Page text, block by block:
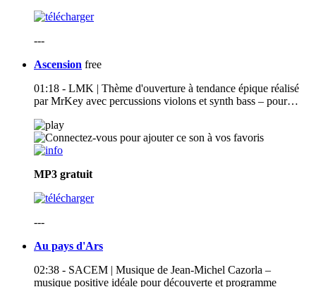
---
Ascension free
01:18 - LMK | Thème d'ouverture à tendance épique réalisé
par MrKey avec percussions violons et synth bass – pour…
MP3 gratuit
---
Au pays d'Ars
02:38 - SACEM | Musique de Jean-Michel Cazorla –
musique positive idéale pour découverte et programme